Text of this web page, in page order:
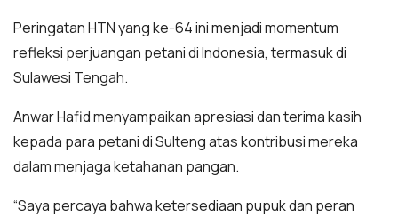
Peringatan HTN yang ke-64 ini menjadi momentum
refleksi perjuangan petani di Indonesia, termasuk di
Sulawesi Tengah.
Anwar Hafid menyampaikan apresiasi dan terima kasih
kepada para petani di Sulteng atas kontribusi mereka
dalam menjaga ketahanan pangan.
“Saya percaya bahwa ketersediaan pupuk dan peran